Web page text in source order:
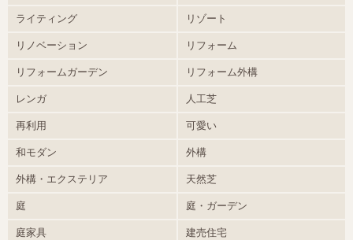
ライティング リゾート
リノベーション リフォーム
リフォームガーデン リフォーム外構
レンガ 人工芝
再利用 可愛い
和モダン 外構
外構・エクステリア 天然芝
庭 庭・ガーデン
庭家具 建売住宅